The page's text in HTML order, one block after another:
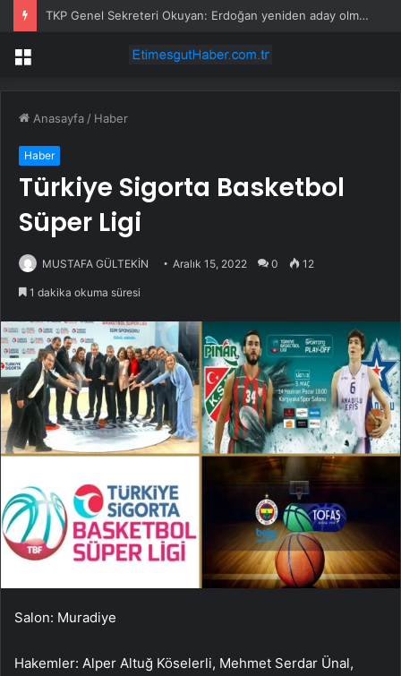
TKP Genel Sekreteri Okuyan: Erdoğan yeniden aday olmayabilir, AKP’de kavga sertleşir
Menü
Anasayfa / Haber
Haber
Türkiye Sigorta Basketbol
Süper Ligi
MUSTAFA GÜLTEKİN Aralık 15, 2022 0 12
1 dakika okuma süresi
Salon: Muradiye
Hakemler: Alper Altuğ Köselerli, Mehmet Serdar Ünal,